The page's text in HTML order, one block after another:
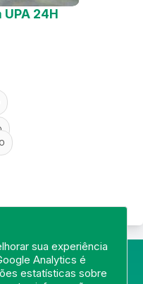
sua experiência
Analytics é
estatísticas sobre
24H